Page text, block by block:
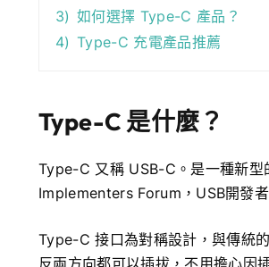
3) 如何選擇 Type-C 產品？
4) Type-C 充電產品推薦
Type-C 是什麼？
Type-C 又稱 USB-C。是一種新型
Implementers Forum，USB開發
Type-C 接口為對稱設計，與傳統
反兩方向都可以插拔，不用擔心因